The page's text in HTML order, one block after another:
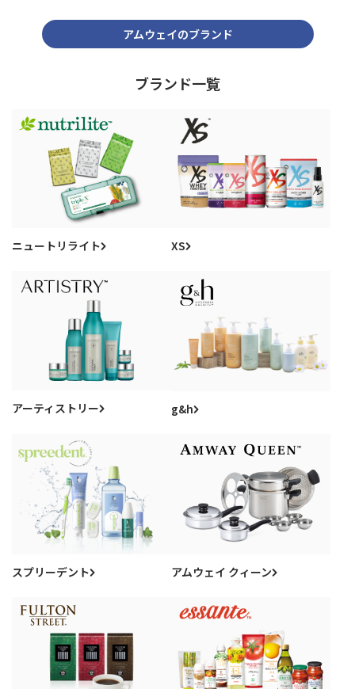
アムウェイのブランド
ブランド一覧
ニュートリライト XS
アーティストリー g&h
スプリーデント アムウェイ クィーン